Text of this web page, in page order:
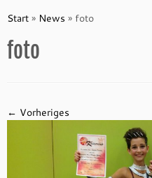
Start » News » foto
foto
← Vorheriges